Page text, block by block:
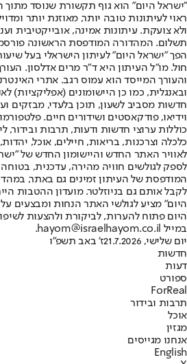
"ישראל היום" הוא גוף תקשורת שנוסד מתוך
ראוי לעיתונות טובה יותר, מאוזנת יותר
ולא צועקת. עיתונות אמינה, אובייקטיבית
הפך "ישראל היום" לעיתון הישראלי בעל
חול. מו"ל העיתון היא ד"ר מרים אדלסון.
והעורך המייסד הוא עמוס רגב. אתרי
חדשות מסביב לשעון, תוכן בלעדי, מבזקים
וידיאו, פודקאסטים ושידורים חיים.
כוללות ערוצי חדשות ודעות, תרבות ובידור,
לאוויר האתר החדש והיישומון החדש של
לספק לגולשים חוויה מהירה, עדכנית,
המודפסת של העיתון זמינים גם באתר,
לקבל אותם גם בניוזלטר. מועדון ההטבות
היום" מציע לגולשי האתר הנחות ומבצעים
היום פתוח להערות, לביקורת ולהצעות
במייל hayom@israelhayom.co.il.
יום שלישי, 21.7.2026
ז' באב תשפ"ו
חדשות
דעות
ספורט
ForReal
תרבות ובידור
אוכל
מגזין
אנחנו מגייסים
English